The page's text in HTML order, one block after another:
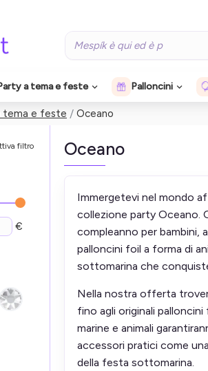
a tema e feste Palloncini
tema e feste Oceano
filtro
€
Oceano
Immergetevi nel mondo
collezione party Oceano.
compleanno per bambini,
palloncini foil a forma di
sottomarina che
Nella nostra offerta
fino agli originali
marine e animali
accessori pratici come
della festa sottomarina.